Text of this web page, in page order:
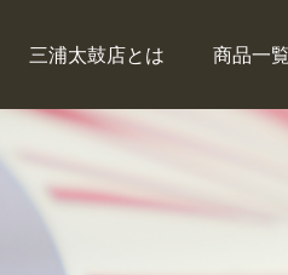
三浦太鼓店とは 商品一覧